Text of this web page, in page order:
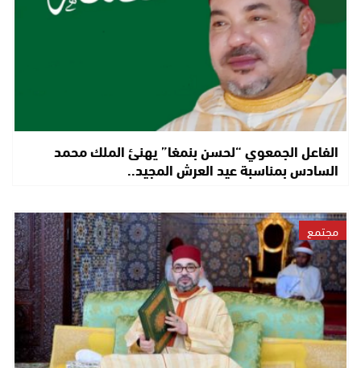
الفاعل الجمعوي “لحسن بنمغا” يهنئ الملك محمد
السادس بمناسبة عيد العرش المجيد..
مجتمع